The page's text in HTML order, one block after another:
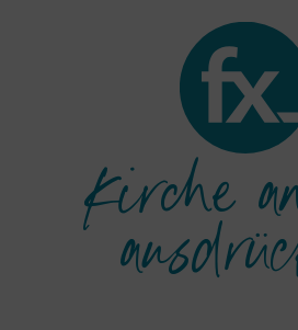
Kirche